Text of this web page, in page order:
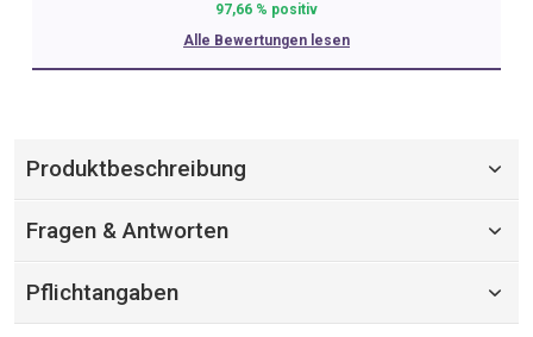
97,66 % positiv
Alle Bewertungen lesen
Produktbeschreibung
Fragen & Antworten
Pflichtangaben